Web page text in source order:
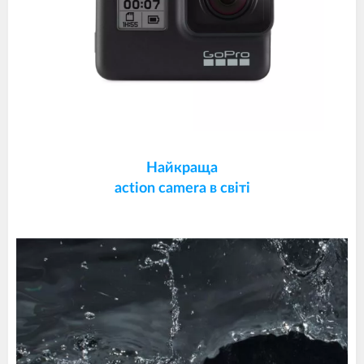
Найкраща
action camera в світі